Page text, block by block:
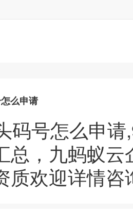
么申请
码号怎么申
总，九蚂蚁
质欢迎详情咨